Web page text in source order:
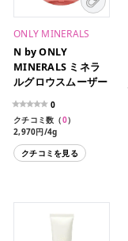
ONLY MINERALS
N by ONLY
MINERALS ミネラ
ルグロウスムーザー
0
クチコミ数（0）
2,970円/4g
クチコミを見る